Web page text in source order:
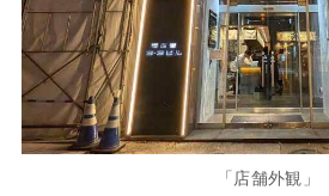
「店舗外観」